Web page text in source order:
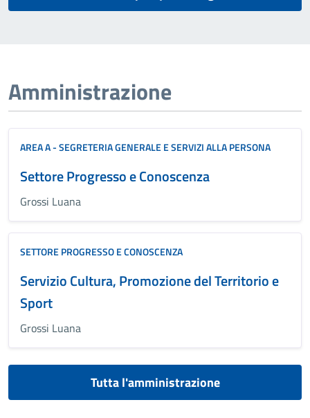
Amministrazione
AREA A - SEGRETERIA GENERALE E SERVIZI ALLA PERSONA
Settore Progresso e Conoscenza
Grossi Luana
SETTORE PROGRESSO E CONOSCENZA
Servizio Cultura, Promozione del Territorio e
Sport
Grossi Luana
Tutta l'amministrazione